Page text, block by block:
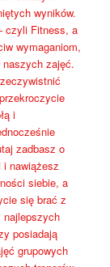
wyników.
czyli Fitness, a
wymaganiom,
zajęć.
i
zadbasz o
i nawiążesz
siebie, a
się brać z
najlepszych
posiadają
grupowych